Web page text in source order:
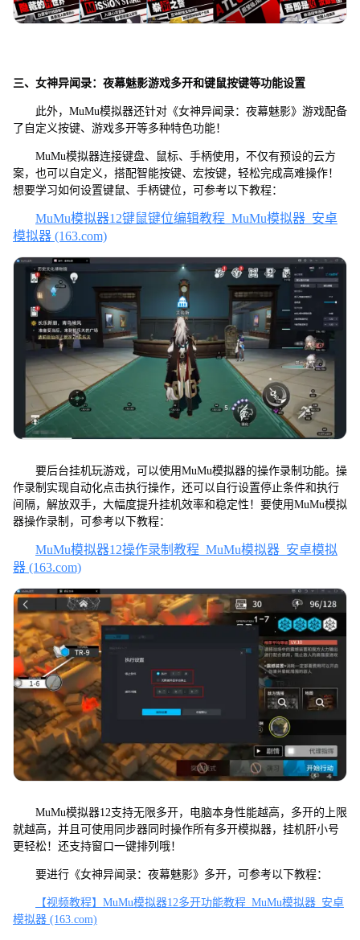
三、 女神异闻录：夜幕魅影游戏多开和键鼠按键等功能设置
此外，MuMu模拟器还针对《女神异闻录：夜幕魅影》游戏配备
了自定义按键、游戏多开等多种特色功能！
MuMu模拟器连接键盘、鼠标、手柄使用，不仅有预设的云方
案，也可以自定义，搭配智能按键、宏按键，轻松完成高难操作！
想要学习如何设置键鼠、手柄键位，可参考以下教程：
MuMu模拟器12键鼠键位编辑教程_MuMu模拟器_安卓
模拟器 (163.com)
要后台挂机玩游戏，可以使用MuMu模拟器的操作录制功能。操
作录制实现自动化点击执行操作，还可以自行设置停止条件和执行
间隔，解放双手，大幅度提升挂机效率和稳定性！要使用MuMu模拟
器操作录制，可参考以下教程：
MuMu模拟器12操作录制教程_MuMu模拟器_安卓模拟
器 (163.com)
MuMu模拟器12支持无限多开，电脑本身性能越高，多开的上限
就越高，并且可使用同步器同时操作所有多开模拟器，挂机肝小号
更轻松！还支持窗口一键排列哦！
要进行《女神异闻录：夜幕魅影》多开，可参考以下教程：
【视频教程】MuMu模拟器12多开功能教程_MuMu模拟器_安卓
模拟器 (163.com)